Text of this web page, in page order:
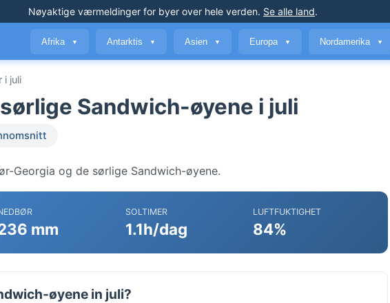
Nøyaktige værmeldinger for byer over hele verden. Se alle land.
Afrika ▼ Antarktis ▼ Asien ▼ Europa ▼ Nordamerika ▼
i juli
Sandwich-øyene i juli
Georgia og de sørlige Sandwich-øyene.
mm
SOLTIMER
1.1h/dag
LUFTFUKTIGHET
84%
øyene in juli?